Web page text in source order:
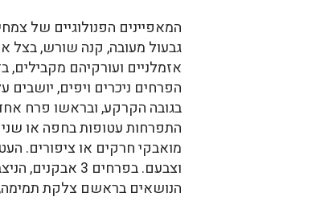
המאפיינים הפנולוגיים של
גבעול מעובה, קנה שורש, בצל
אזמלניים ועורקיהם
הפרחים ניכרים ויפים,
בגובה הקרקע, ובראשו פרח
התפרחות עטופות בחפה או שני
הנושאים בראשם צלקת תמימה, או שסועה